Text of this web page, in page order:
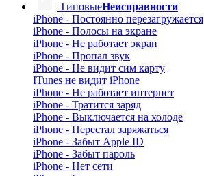
ТиповыеНеисправности
iPhone - Постоянно перезагружается
iPhone - Полосы на экране
iPhone - Не работает экран
iPhone - Пропал звук
iPhone - Не видит сим карту
ITunes не видит iPhone
iPhone - Не работает интернет
iPhone - Тратится заряд
iPhone - Выключается на холоде
iPhone - Перестал заряжаться
iPhone - Забыт Apple ID
iPhone - Забыт пароль
iPhone - Нет сети